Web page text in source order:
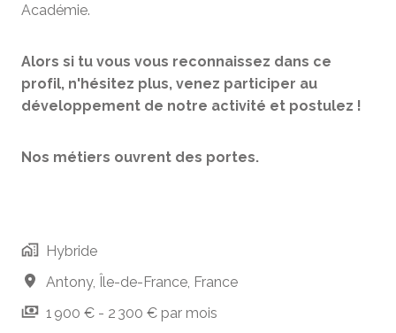
Académie.
Alors si tu vous vous reconnaissez dans ce
profil, n'hésitez plus, venez participer au
développement de notre activité et postulez !
Nos métiers ouvrent des portes.
Hybride
Antony, Île-de-France, France
1 900 € - 2 300 € par mois